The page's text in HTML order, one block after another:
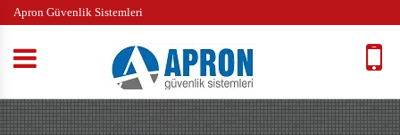
Apron Güvenlik Sistemleri